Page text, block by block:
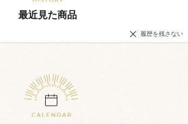
最近見た商品
履歴を残さない